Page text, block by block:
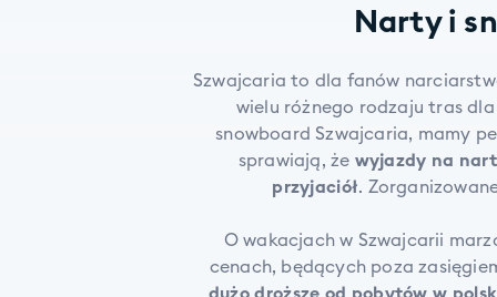
Narty i
Szwajcaria to dla fanów
wielu różnego rodzaju tras
snowboard Szwajcaria, mamy
sprawiają, że wyjazdy na
przyjaciół.
O wakacjach w Szwajcarii
cenach, będących poza